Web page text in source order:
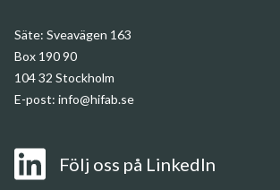
Säte: Sveavägen 163
Box 190 90
104 32 Stockholm
E-post: info@hifab.se
Följ oss på LinkedIn